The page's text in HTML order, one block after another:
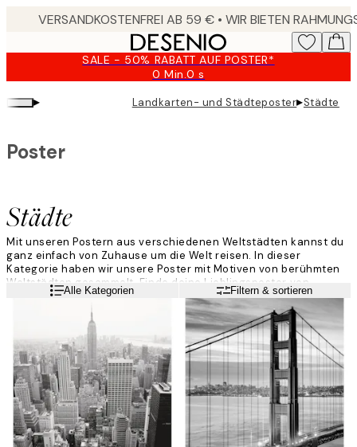
SALE - 50% RABATT AUF POSTER*
0 Min.0 s
Gültig
2026-
▸ Landkarten- und Städteposter▸Städte
Städte
Poster
Mit unseren Postern aus verschiedenen Weltstädten kannst du
ganz einfach von Zuhause um die Welt reisen. In dieser
Kategorie haben wir unsere Poster mit Motiven von berühmten
Weltstädten gesammelt. Finde deine Lieblingsposter von
berühmten Orten, wie zum Beispiel New York oder Tokio und hole
dir das Großstadt-Feeling nach Hause. Genieße die Schönheit
unterschiedlichster Metropolen mit unseren Weltstädte-
WeiterlesenAlle Kategorien Filtern & sortieren